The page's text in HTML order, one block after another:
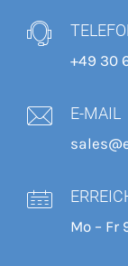
+49 30
E-MAIL
Mo – Fr